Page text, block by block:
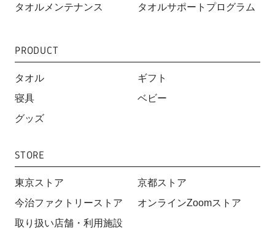
タオルメンテナンス タオルサポートプログラム
PRODUCT
タオル
ギフト
寝具
ベビー
グッズ
STORE
東京ストア
京都ストア
今治ファクトリーストア
オンラインZoomストア
取り扱い店舗・利用施設